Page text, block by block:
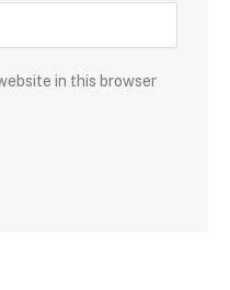
in this browser